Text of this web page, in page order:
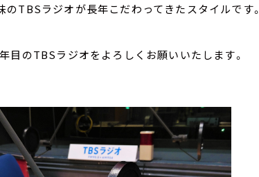
のTBSラジオが長年こだわってきたスタイルです。
目のTBSラジオをよろしくお願いいたします。